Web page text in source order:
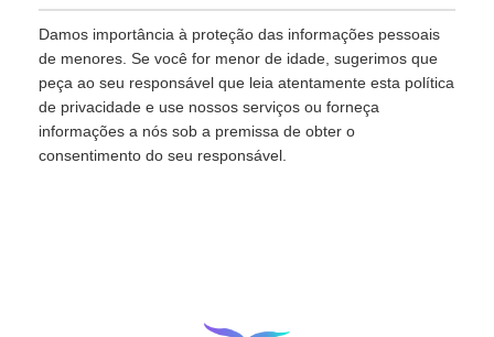
Damos importância à proteção das informações pessoais
de menores. Se você for menor de idade, sugerimos que
peça ao seu responsável que leia atentamente esta política
de privacidade e use nossos serviços ou forneça
informações a nós sob a premissa de obter o
consentimento do seu responsável.